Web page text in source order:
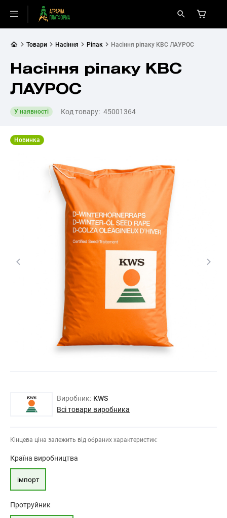
Товари Насіння Ріпак Насіння ріпаку КВС ЛАУРОС
Насіння ріпаку КВС
ЛАУРОС
У наявності Код товару: 45001364
Новинка
Виробник: KWS
Всі товари виробника
Кінцева ціна залежить від обраних характеристик:
Країна виробництва
імпорт
Протруйник